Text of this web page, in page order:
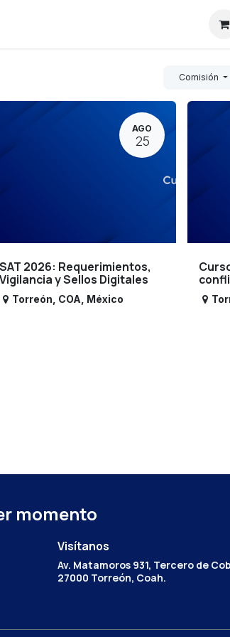
Noticias
Comisión
AGO
25
SAT 2026: Requerimientos,
Vigilancia y Sellos Digitales
Torreón COA México
momento
Visítanos
Av. Matamoros 931, Tercero de
27000 Torreón, Coah.